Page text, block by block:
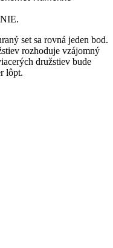
set sa rovná jeden bod.
rozhoduje vzájomný
družstiev bude
lôpt.